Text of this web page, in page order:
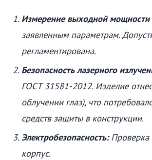
Измерение выходной мощности
заявленным параметрам.
регламентирована.
Безопасность лазерного
ГОСТ 31581-2012. Изделие
облучении глаз), что
средств защиты в конструкции.
Электробезопасность:Проверка
корпус.